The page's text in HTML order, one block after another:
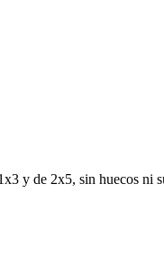
y de 2x5, sin huecos ni